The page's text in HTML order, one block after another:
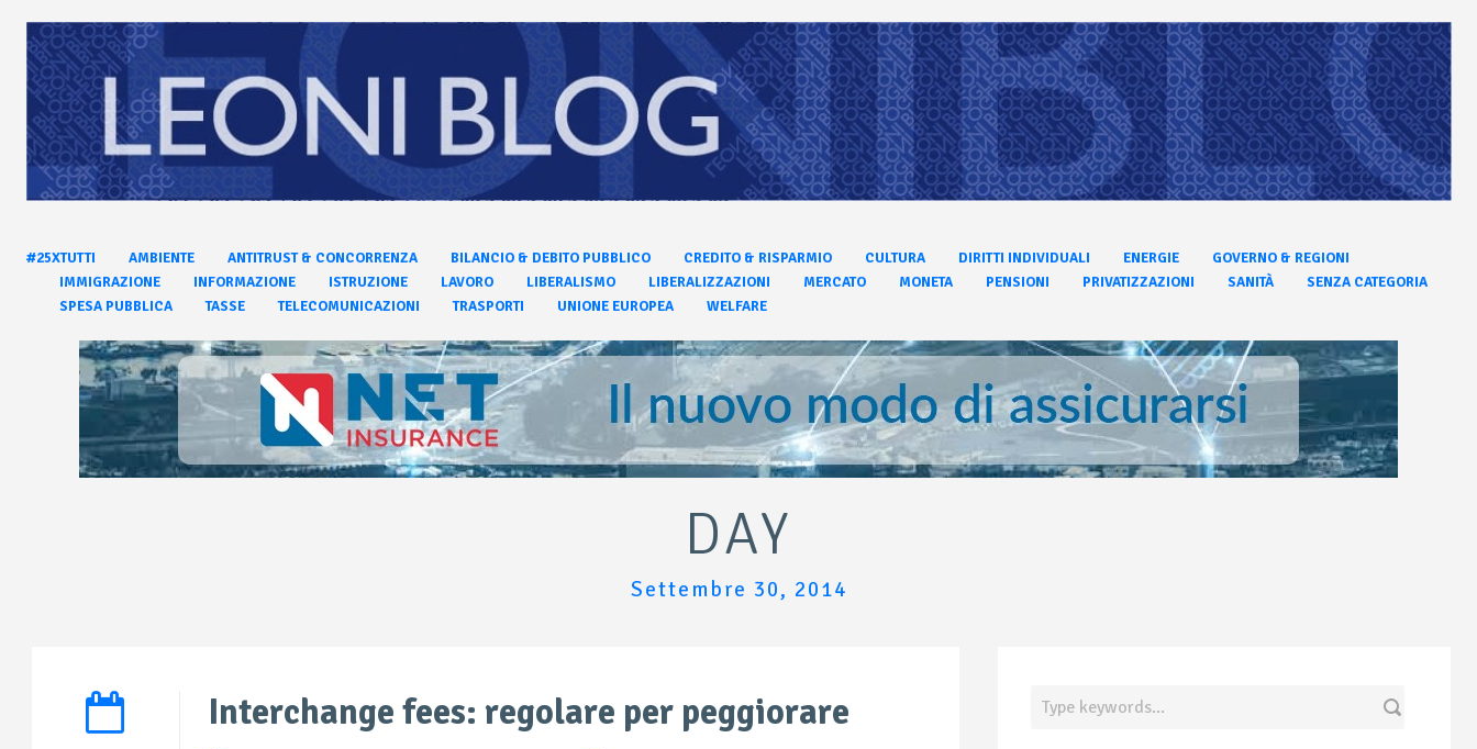
#25XTUTTI AMBIENTE ANTITRUST & CONCORRENZA BILANCIO & DEBITO PUBBLICO CREDITO & RISPARMIO CULTURA DIRITTI INDIVIDUALI ENERGIE
GOVERNO & REGIONI
IMMIGRAZIONE
INFORMAZIONE ISTRUZIONE LAVORO LIBERALISMO LIBERALIZZAZIONI MERCATO MONETA PENSIONI PRIVATIZZAZIONI SANITÀ
SENZA CATEGORIA
SPESA PUBBLICA
TASSE TELECOMUNICAZIONI TRASPORTI UNIONE EUROPEA WELFARE
DAY
Settembre 30, 2014
Interchange fees: regolare per peggiorare